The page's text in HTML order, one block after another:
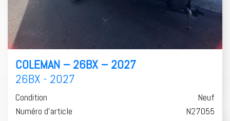
COLEMAN – 26BX – 2027
26BX - 2027
Condition
Neuf
Numéro d'article
N27055